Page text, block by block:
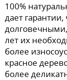
100%
дает гарантии,
лет их
более
красное
более